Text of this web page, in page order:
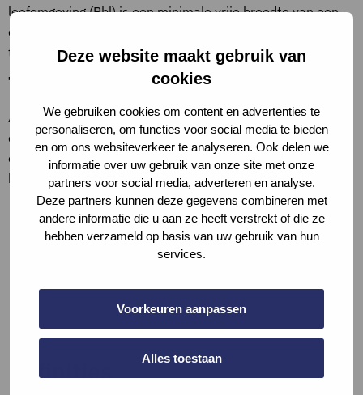
Deze website maakt gebruik van
cookies
We gebruiken cookies om content en advertenties te
personaliseren, om functies voor social media te bieden
en om ons websiteverkeer te analyseren. Ook delen we
informatie over uw gebruik van onze site met onze
partners voor social media, adverteren en analyse.
Deze partners kunnen deze gegevens combineren met
andere informatie die u aan ze heeft verstrekt of die ze
hebben verzameld op basis van uw gebruik van hun
services.
Voorkeuren aanpassen
Alles toestaan
leefomgeving (Bbl) is een minimale vrije breedte van een
doorgang vereist. Deze maat is geschikt voor voldoende
toegankelijkheid.
Toelichting op criteria
Aan beide kanten van de deur moet de breedte en de
diepte van het gebruiksvlak gemeten worden. Hierbij moet
of de diepte of de breedte aan weerzijden voldoen aan de
bandbreedte of er zijn drempels aanwezig.
Definities